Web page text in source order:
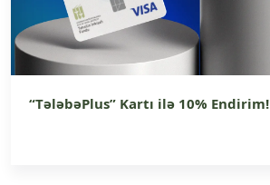
“TələbəPlus” Kartı ilə 10% Endirim!